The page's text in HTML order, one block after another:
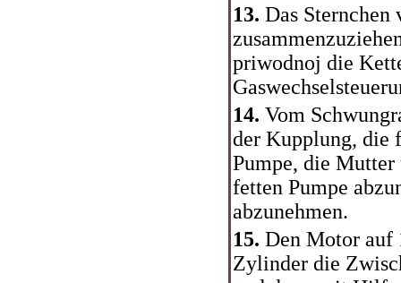
13. Das
priwodnoj die
14. Vom
der Kupplung, die
Pumpe, die
fetten Pumpe
abzunehmen.
15. Den Motor auf
Zylinder die